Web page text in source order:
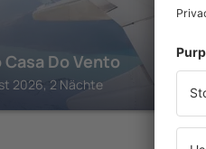
Do Vento
2026, 2 Nächte